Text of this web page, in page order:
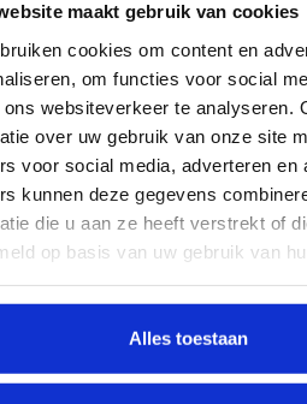
maakt gebruik van cookies
cookies om content en
om functies voor social
ons websiteverkeer te analyseren.
over uw gebruik van onze site
voor social media, adverteren en
kunnen deze gegevens
die u aan ze heeft verstrekt of
op basis van uw gebruik van
Alles toestaan
EasyWrap bundelstrap per
set
Pagina 1 van 1
KLANTENSERVICE